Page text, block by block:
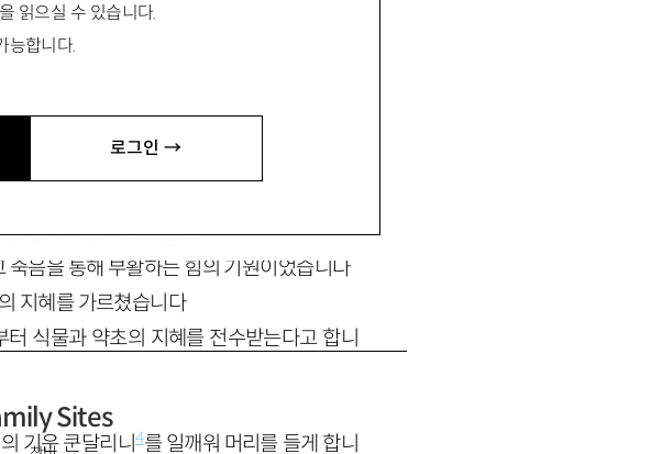
읽으실 수 있습니다.
능합니다.
로그인 →
두사의 모습을 하고 있습니다
뱀의 지팡이도 있군요
죽음을 통해 부활하는 힘의 기원이었습니다
지혜를 가르쳤습니다
식물과 약초의 지혜를 전수받는다고 합니
기운 쿤달리니4를 일깨워 머리를 들게 합니
Sites